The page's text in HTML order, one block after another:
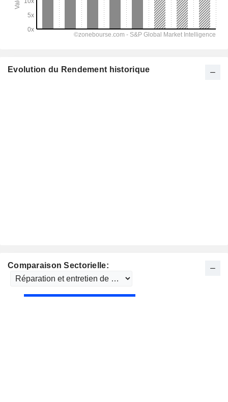
Comparaison Sectorielle:
Evolution du Rendement historique